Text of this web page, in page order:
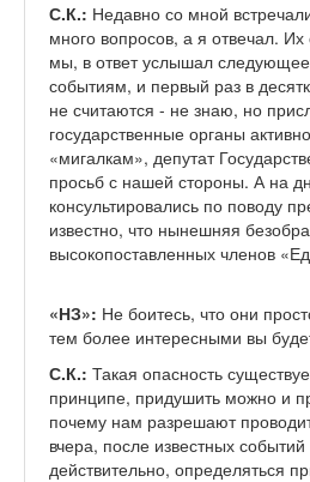
С.К.: Недавно со мной
много вопросов, а я отвечал.
мы, в ответ услышал
событиям, и первый раз в
не считаются - не знаю, но
государственные органы
«мигалкам», депутат
просьб с нашей стороны. А на
консультировались по поводу
известно, что нынешняя
высокопоставленных членов
«НЗ»: Не боитесь, что они
тем более интересными вы
С.К.: Такая опасность
принципе, придушить можно и
почему нам разрешают
вчера, после известных
действительно, определяться